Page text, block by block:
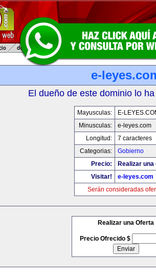
e-
El dueño de este dominio lo
Mayusculas:
E-
Minusculas:
e-leyes.com
Longitud:
7 caracteres
Categorias:
Gobierno
Precio:
Realizar
Visitar!
e-leyes.com
Serán consideradas
Realizar una Oferta
Precio Ofrecido $